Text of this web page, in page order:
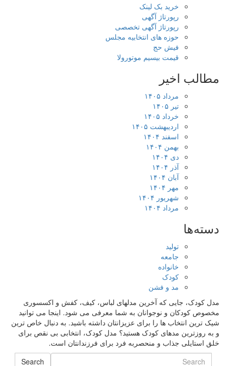
خرید بک لینک
رپورتاژ آگهی
رپورتاژ آگهی تخصصی
حوزه های انتخابیه مجلس
فیش حج
قیمت بیسیم موتورولا
مطالب اخیر
مرداد ۱۴۰۵
تیر ۱۴۰۵
خرداد ۱۴۰۵
اردیبهشت ۱۴۰۵
اسفند ۱۴۰۴
بهمن ۱۴۰۴
دی ۱۴۰۴
آذر ۱۴۰۴
آبان ۱۴۰۴
مهر ۱۴۰۴
شهریور ۱۴۰۴
مرداد ۱۴۰۴
دسته‌ها
تولید
جامعه
خانواده
کودک
مد و فشن
مدل کودک، جایی که آخرین مدلهای لباس، کیف، کفش و اکسسوری
مخصوص کودکان و نوجوانان به شما معرفی می شود. اینجا می توانید
شیک ترین انتخاب ها را برای عزیزانتان داشته باشید. به دنبال خاص ترین
و به روزترین مدهای کودک هستید؟ مدل کودک، انتخابی بی نقص برای
خلق استایلی جذاب و منحصربه فرد برای فرزندانتان است.